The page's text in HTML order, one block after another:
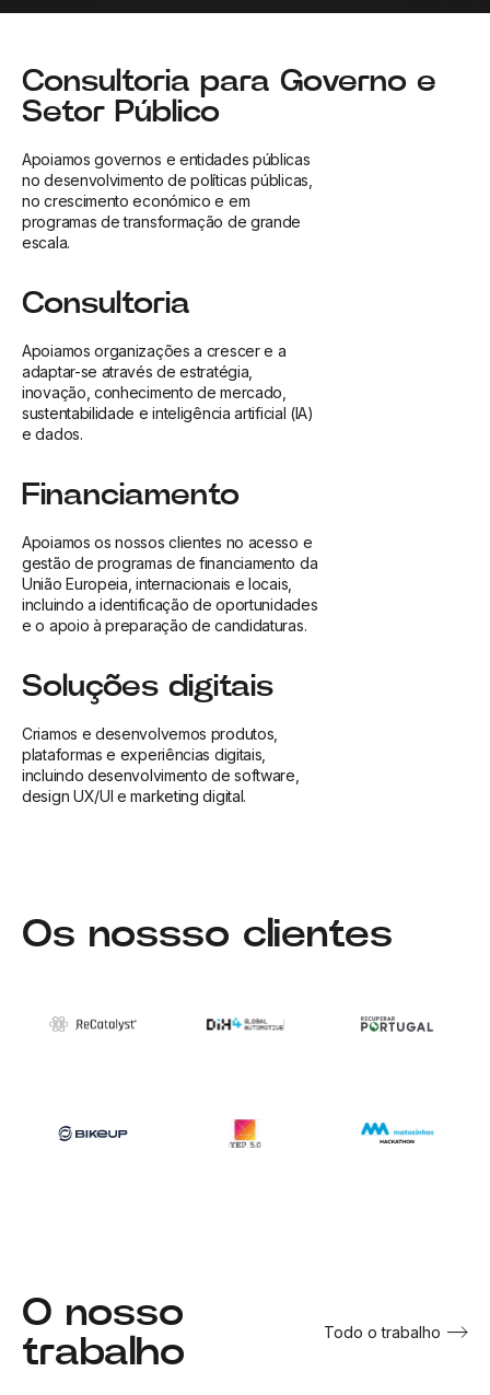
Consultoria para Governo e
Setor Público
Apoiamos governos e entidades públicas
no desenvolvimento de políticas públicas,
no crescimento económico e em
programas de transformação de grande
escala.
Consultoria
Apoiamos organizações a crescer e a
adaptar-se através de estratégia,
inovação, conhecimento de mercado,
sustentabilidade e inteligência artificial (IA)
e dados.
Financiamento
Apoiamos os nossos clientes no acesso e
gestão de programas de financiamento da
União Europeia, internacionais e locais,
incluindo a identificação de oportunidades
e o apoio à preparação de candidaturas.
Soluções digitais
Criamos e desenvolvemos produtos,
plataformas e experiências digitais,
incluindo desenvolvimento de software,
design UX/UI e marketing digital.
Os nossso clientes
O nosso
trabalho
Todo o trabalho